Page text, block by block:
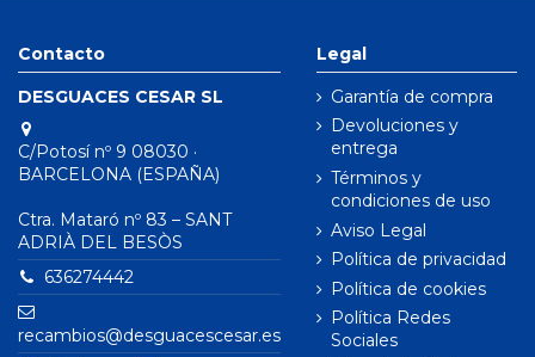
Contacto
DESGUACES CESAR SL
C/Potosí nº 9 08030 ·
BARCELONA (ESPAÑA)
Ctra. Mataró nº 83 – SANT
ADRIÀ DEL BESÒS
636274442
recambios@desguacescesar.es
Legal
Garantía de compra
Devoluciones y
entrega
Términos y
condiciones de uso
Aviso Legal
Política de privacidad
Política de cookies
Política Redes
Sociales